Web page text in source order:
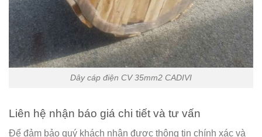
Dây cáp điện CV 35mm2 CADIVI
Liên hệ nhận báo giá chi tiết và tư vấn
Để đảm bảo quý khách nhận được thông tin chính xác và